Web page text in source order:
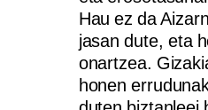
Hau ez da
jasan dute, eta
onartzea.
honen